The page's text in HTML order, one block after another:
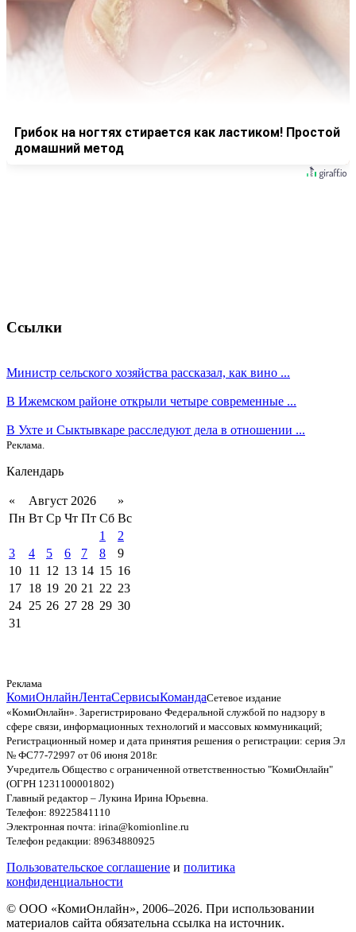
Грибок на ногтях стирается как ластиком! Простой
домашний метод
Ссылки
Министр сельского хозяйства рассказал, как вино ...
В Ижемском районе открыли четыре современные ...
В Ухте и Сыктывкаре расследуют дела в отношении ...
Реклама.
Календарь
« Август 2026
»
Пн Вт Ср Чт Пт Сб Вс
1
2
3
4 5 6 7 8
9
10 11 12 13 14 15 16
17 18 19 20 21 22 23
24 25 26 27 28 29 30
31
Реклама
КомиОнлайнЛентаСервисыКомандаСетевое издание
«КомиОнлайн». Зарегистрировано Федеральной службой по надзору в
сфере связи, информационных технологий и массовых коммуникаций;
Регистрационный номер и дата принятия решения о регистрации: серия Эл
№ ФС77-72997 от 06 июня 2018г.
Учредитель Общество с ограниченной ответственностью "КомиОнлайн"
(ОГРН 1231100001802)
Главный редактор – Лукина Ирина Юрьевна.
Телефон: 89225841110
Электронная почта: irina@komionline.ru
Телефон редакции: 89634880925
Пользовательское соглашение и политика
конфиденциальности
© ООО «КомиОнлайн», 2006–2026. При использовании
материалов сайта обязательна ссылка на источник.